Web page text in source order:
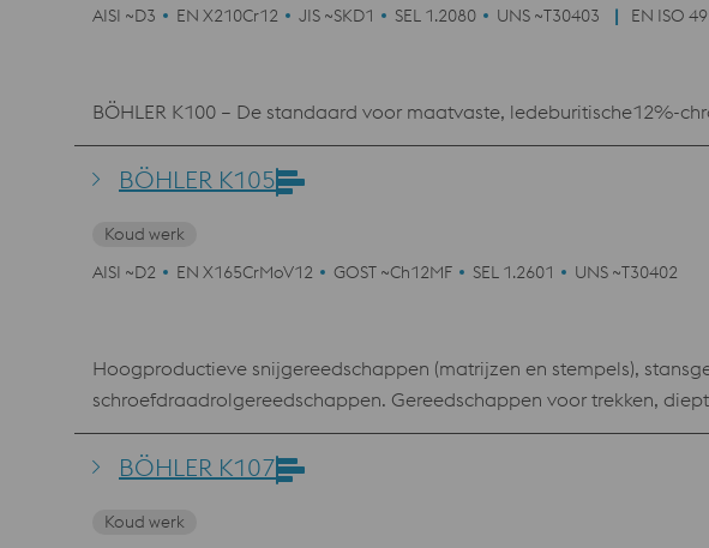
AISI ~D3
EN X210Cr12 JIS ~SKD1 SEL 1.2080 UNS ~T30403 EN ISO
BÖHLER K100 – De standaard voor maatvaste, ledeburitische12%-
BÖHLER K105
Koud werk
AISI ~D2
EN X165CrMoV12 GOST ~Ch12MF SEL 1.2601 UNS ~T30402
Hoogproductieve snijgereedschappen (matrijzen en stempels),
schroefdraadrolgereedschappen. Gereedschappen voor trekken,
koudwalsen (strekwalsen) voor walserijen met meerdere cilinders,
BÖHLER K107
Koud werk